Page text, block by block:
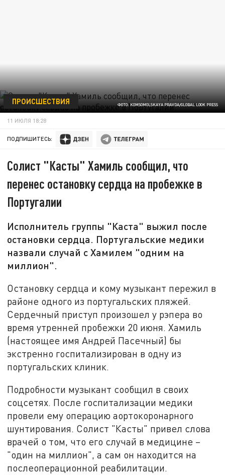
ФОТО: KOMSOMOLSKAYA PRAVDA/GLOBAL LOOK PRESS
ПРОИСШЕСТВИЯ
11 ИЮЛЯ 18:28
ПОДПИШИТЕСЬ:
Солист "Касты" Хамиль сообщил, что
перенес остановку сердца на пробежке в
Португалии
Исполнитель группы "Каста" выжил после
остановки сердца. Португальские медики
назвали случай с Хамилем "одним на
миллион".
Остановку сердца и кому музыкант пережил в
районе одного из португальских пляжей.
Сердечный приступ произошел у рэпера во
время утренней пробежки 20 июня. Хамиль
(настоящее имя Андрей Пасечный) бы
экстренно госпитализирован в одну из
португальских клиник.
Подробности музыкант сообщил в своих
соцсетях. После госпитализации медики
провели ему операцию аортокоронарного
шунтирования. Солист "Касты" привел слова
врачей о том, что его случай в медицине –
"один на миллион", а сам он находится на
послеоперационной реабилитации.